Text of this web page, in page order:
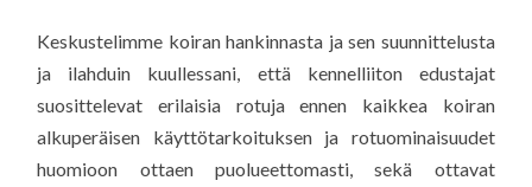
Keskustelimme koiran hankinnasta ja sen suunnittelusta
ja ilahduin kuullessani, että kennelliiton edustajat
suosittelevat erilaisia rotuja ennen kaikkea koiran
alkuperäisen käyttötarkoituksen ja rotuominaisuudet
huomioon ottaen puolueettomasti, sekä ottavat